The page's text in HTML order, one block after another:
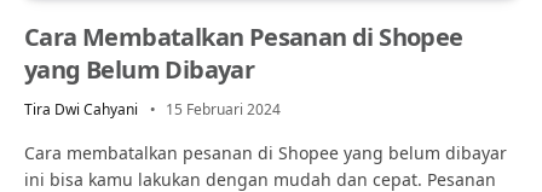
Cara Membatalkan Pesanan di Shopee
yang Belum Dibayar
Tira Dwi Cahyani 15 Februari 2024
Cara membatalkan pesanan di Shopee yang belum dibayar
ini bisa kamu lakukan dengan mudah dan cepat. Pesanan